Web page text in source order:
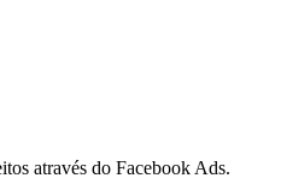
através do Facebook Ads.